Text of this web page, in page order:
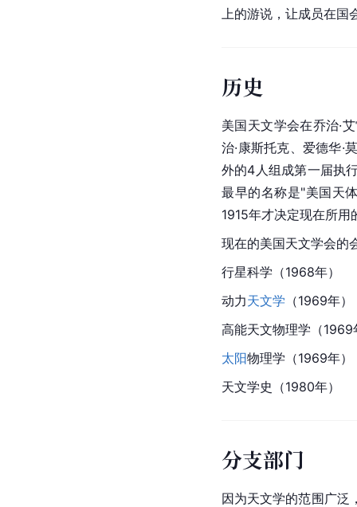
上的游说，让成员在
历史
美国天文学会在乔治·艾
治·康斯托克、爱德华·
外的4人组成第一届执
最早的名称是"美国天
1915年才决定现在所用
现在的美国天文学会的
行星科学（1968年）
动力天文学 （1969年）
高能天文物理学（1969
太阳物理学（1969年）
天文学史（1980年）
分支部门
因为天文学的范围广泛